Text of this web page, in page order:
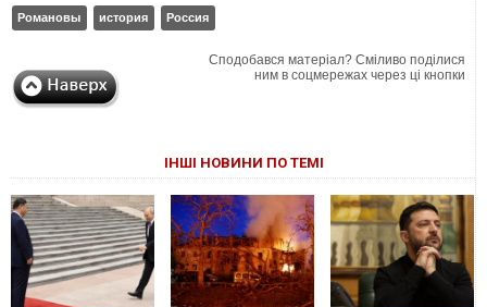
Романовы история Россия
Сподобався матеріал? Сміливо поділися
ним в соцмережах через ці кнопки
ІНШІ НОВИНИ ПО ТЕМІ